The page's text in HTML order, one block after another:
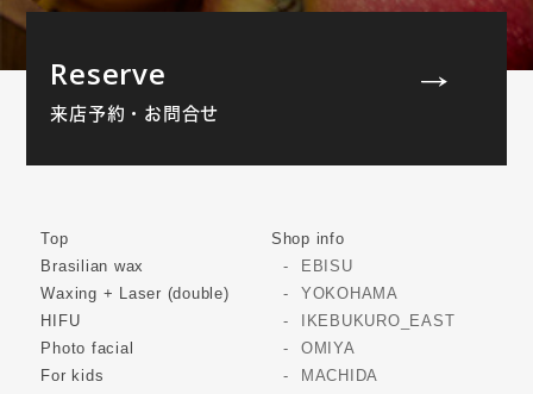
Reserve
来店予約・お問合せ
Top
Brasilian wax
Waxing + Laser (double)
HIFU
Photo facial
For kids
Shop info
EBISU
YOKOHAMA
IKEBUKURO_EAST
OMIYA
MACHIDA